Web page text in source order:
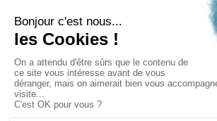
Actualités Audilab
Pour les pros
Le réseau Audilab
Notre histoire – Nos valeurs